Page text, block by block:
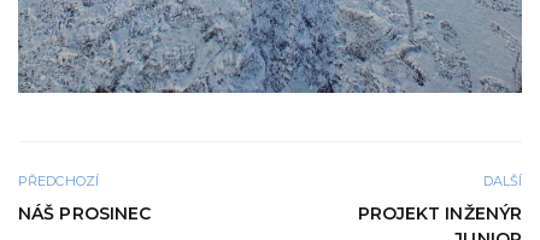
PŘEDCHOZÍ
NÁŠ PROSINEC
DALŠÍ
PROJEKT INŽENÝR